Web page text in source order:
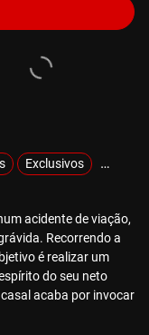
Exclusivos Mistério
acidente de viação,
Recorrendo a
é realizar um
do seu neto
acaba por invocar